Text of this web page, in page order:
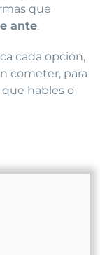
que
ante.
cada opción,
cometer, para
hables o